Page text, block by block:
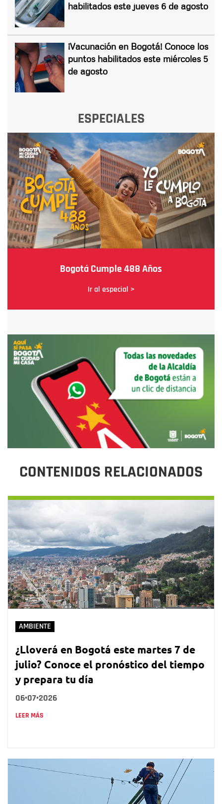
habilitados este jueves 6 de agosto
¡Vacunación en Bogotá! Conoce los
puntos habilitados este miércoles 5
de agosto
ESPECIALES
Bogotá Cumple 488 Años
Ir al especial >
CONTENIDOS RELACIONADOS
AMBIENTE
¿Lloverá en Bogotá este martes 7 de
julio? Conoce el pronóstico del tiempo
y prepara tu día
06•07•2026
LEER MÁS